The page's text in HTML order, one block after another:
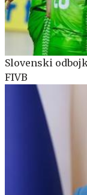
Slovenski
FIVB